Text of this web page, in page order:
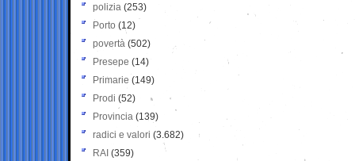
polizia (253)
Porto (12)
povertà (502)
Presepe (14)
Primarie (149)
Prodi (52)
Provincia (139)
radici e valori (3.682)
RAI (359)